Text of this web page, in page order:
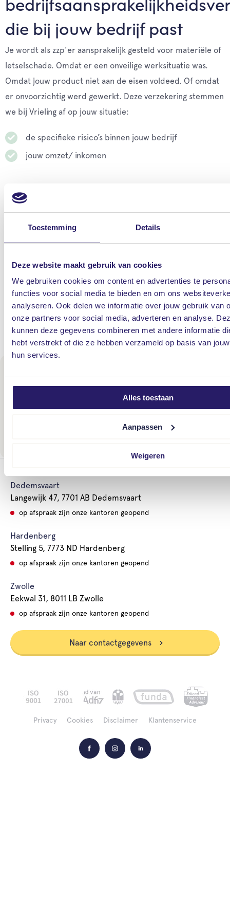
Toestemming Details
Deze website maakt gebruik van cookies
We gebruiken cookies om content en advertenties te
functies voor social media te bieden en om ons
analyseren. Ook delen we informatie over jouw gebruik van
onze partners voor social media, adverteren en analyse.
kunnen deze gegevens combineren met andere informatie
hebt verstrekt of die ze hebben verzameld op basis van
hun services.
Alles toestaan
Aanpassen
Weigeren
die bij jouw bedrijf past
Je wordt als zzp'er aansprakelijk gesteld voor materiële of
letselschade. Omdat er een onveilige werksituatie was.
Omdat jouw product niet aan de eisen voldeed. Of omdat
er onvoorzichtig werd gewerkt. Deze verzekering stemmen
we bij Vrieling af op jouw situatie:
de specifieke risico’s binnen jouw bedrijf
jouw omzet/ inkomen
Persoonlijke begeleiding bij schade
jou aan de slag. Hij overlegt met jou hoe jouw
schadebehandelaars staan altijd voor je klaar en
geven je praktische hulp: 24 uur per dag, 7 dagen
per week.
Schade melden
Maak direct een afspraak, dan nemen we contact met jou
Dedemsvaart
Langewijk 47, 7701 AB Dedemsvaart
op afspraak zijn onze kantoren geopend
Hardenberg
Stelling 5, 7773 ND Hardenberg
op afspraak zijn onze kantoren geopend
Zwolle
Eekwal 31, 8011 LB Zwolle
op afspraak zijn onze kantoren geopend
Naar contactgegevens
Privacy Cookies Disclaimer Klantenservice